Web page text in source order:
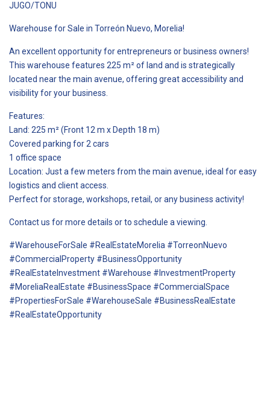
JUGO/TONU
Warehouse for Sale in Torreón Nuevo, Morelia!
An excellent opportunity for entrepreneurs or business owners!
This warehouse features 225 m² of land and is strategically
located near the main avenue, offering great accessibility and
visibility for your business.
Features:
Land: 225 m² (Front 12 m x Depth 18 m)
Covered parking for 2 cars
1 office space
Location: Just a few meters from the main avenue, ideal for easy
logistics and client access.
Perfect for storage, workshops, retail, or any business activity!
Contact us for more details or to schedule a viewing.
#WarehouseForSale #RealEstateMorelia #TorreonNuevo
#CommercialProperty #BusinessOpportunity
#RealEstateInvestment #Warehouse #InvestmentProperty
#MoreliaRealEstate #BusinessSpace #CommercialSpace
#PropertiesForSale #WarehouseSale #BusinessRealEstate
#RealEstateOpportunity